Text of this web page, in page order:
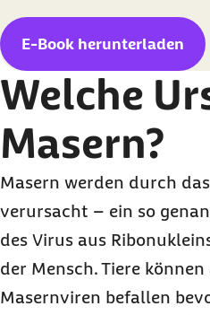
E-Book herunterladen
Welche
Masern?
Masern werden durch das
verursacht – ein so
des Virus aus
der Mensch. Tiere
Masernviren befallen